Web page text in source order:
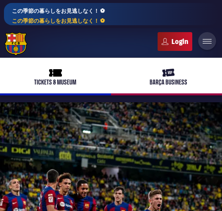
この季節の暮らしをお見逃しなく！ ⚽️
この季節の暮らしをお見逃しなく！ ⚽️
ticket-full
TICKETS & MUSEUM
ticket-vip
BARÇA BUSINESS
plusicon
label.aria.plus
バルサアカデミー
plusicon
label.aria.plus
PLUSICON
LABEL.ARIA.PLUS
トップチーム
女子サッカー
plusicon
label.aria.plus
スケジュール
バルサAtlètic